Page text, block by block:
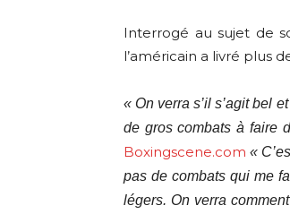
Interrogé au sujet de
l’américain a livré plus
« On verra s’il s’agit bel
de gros combats à faire
Boxingscene.com «
pas de combats qui me
légers. On verra